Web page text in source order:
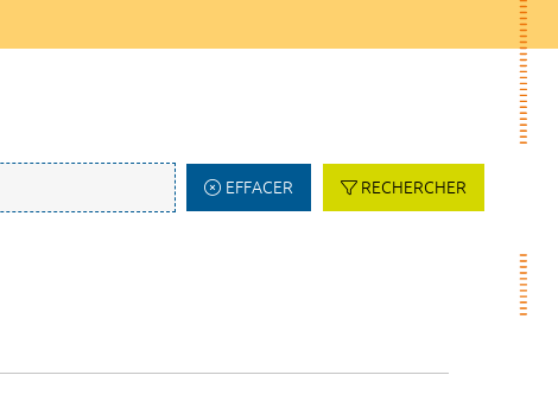
EFFACER RECHERCHER